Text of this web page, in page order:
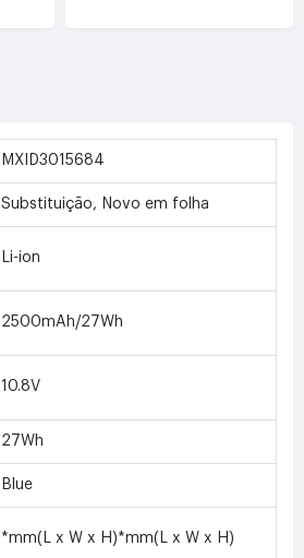
MXID3015684
Substituição, Novo em folha
Li-ion
2500mAh/27Wh
10.8V
27Wh
Blue
*mm(L x W x H)*mm(L x W x H)